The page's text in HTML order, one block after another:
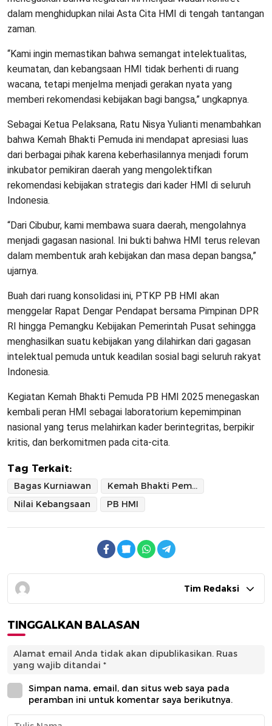
dalam menghidupkan nilai Asta Cita HMI di tengah tantangan
zaman.
“Kami ingin memastikan bahwa semangat intelektualitas,
keumatan, dan kebangsaan HMI tidak berhenti di ruang
wacana, tetapi menjelma menjadi gerakan nyata yang
memberi rekomendasi kebijakan bagi bangsa,” ungkapnya.
Sebagai Ketua Pelaksana, Ratu Nisya Yulianti menambahkan
bahwa Kemah Bhakti Pemuda ini mendapat apresiasi luas
dari berbagai pihak karena keberhasilannya menjadi forum
inkubator pemikiran daerah yang mengolektifkan
rekomendasi kebijakan strategis dari kader HMI di seluruh
Indonesia.
“Dari Cibubur, kami membawa suara daerah, mengolahnya
menjadi gagasan nasional. Ini bukti bahwa HMI terus relevan
dalam membentuk arah kebijakan dan masa depan bangsa,”
ujarnya.
Buah dari ruang konsolidasi ini, PTKP PB HMI akan
menggelar Rapat Dengar Pendapat bersama Pimpinan DPR
RI hingga Pemangku Kebijakan Pemerintah Pusat sehingga
menghasilkan suatu kebijakan yang dilahirkan dari gagasan
intelektual pemuda untuk keadilan sosial bagi seluruh rakyat
Indonesia.
Kegiatan Kemah Bhakti Pemuda PB HMI 2025 menegaskan
kembali peran HMI sebagai laboratorium kepemimpinan
nasional yang terus melahirkan kader berintegritas, berpikir
kritis, dan berkomitmen pada cita-cita.
Tag Terkait:
Bagas Kurniawan
Kemah Bhakti Pemuda
Nilai Kebangsaan
PB HMI
Tim Redaksi
TINGGALKAN BALASAN
Alamat email Anda tidak akan dipublikasikan. Ruas
yang wajib ditandai *
Simpan nama, email, dan situs web saya pada
peramban ini untuk komentar saya berikutnya.